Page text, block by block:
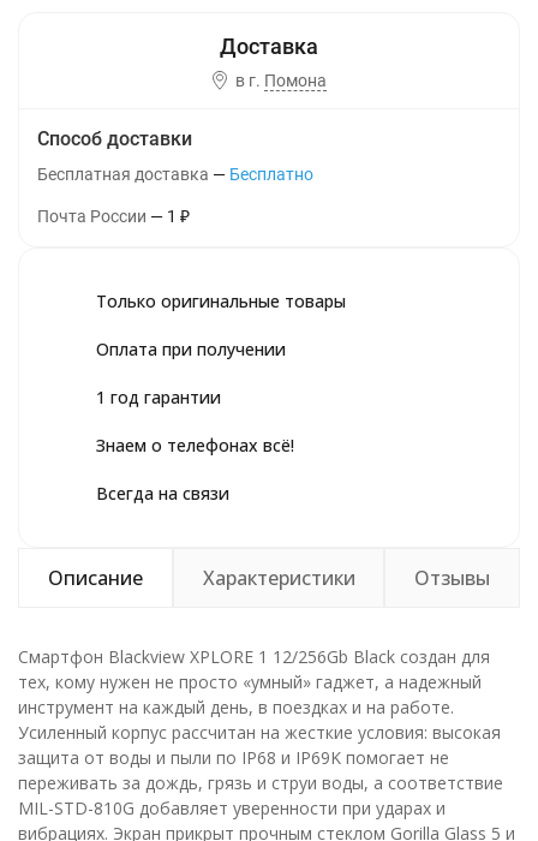
в г. Помона
Способ доставки
Бесплатная доставка Бесплатно
Почта России 1 ₽
Только оригинальные товары
Оплата при получении
1 год гарантии
Знаем о телефонах всё!
Всегда на связи
Описание Характеристики Отзывы
Смартфон Blackview XPLORE 1 12/256Gb Black создан для
тех, кому нужен не просто «умный» гаджет, а надежный
инструмент на каждый день, в поездках и на работе.
Усиленный корпус рассчитан на жесткие условия: высокая
защита от воды и пыли по IP68 и IP69K помогает не
переживать за дождь, грязь и струи воды, а соответствие
MIL-STD-810G добавляет уверенности при ударах и
вибрациях. Экран прикрыт прочным стеклом Gorilla Glass 5 и